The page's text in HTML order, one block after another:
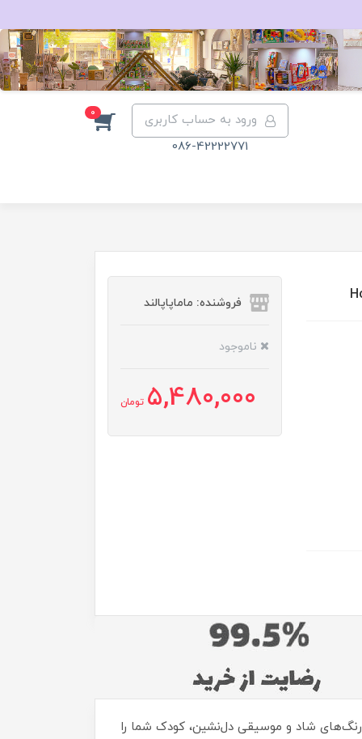
ورود به حساب کاربری
086-42222771
0
فروشنده: ماماپاپالند
ناموجود
5,480,000 تومان
اسباب بازی جذاب با رنگ‌های شاد و موسیقی دل‌نشین، کودک شما را